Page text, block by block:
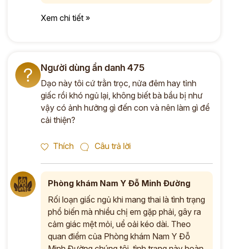
Xem chi tiết »
? Người dùng ẩn danh 475
Dạo này tôi cứ trằn trọc, nửa đêm hay tỉnh
giấc rồi khó ngủ lại, không biết bà bầu bị như
vậy có ảnh hưởng gì đến con và nên làm gì để
cải thiện?
Thích Câu trả lời
Phòng khám Nam Y Đỗ Minh Đường
Rối loạn giấc ngủ khi mang thai là tình trạng
phổ biến mà nhiều chị em gặp phải, gây ra
cảm giác mệt mỏi, uể oải kéo dài. Theo
quan điểm của Phòng khám Nam Y Đỗ